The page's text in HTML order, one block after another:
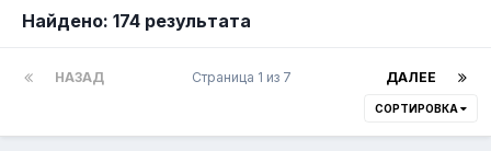
Найдено: 174 результата
НАЗАД ДАЛЕЕ
Страница 1 из 7
СОРТИРОВКА